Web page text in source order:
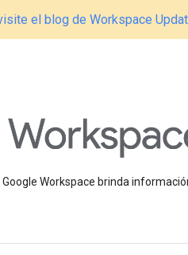
el blog de Workspace
Workspace brinda